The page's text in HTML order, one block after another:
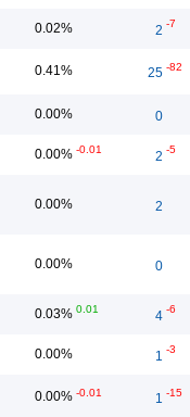
0.02% 2 -7
0.41% 25 -82
0.00% 0
0.00% -0.01 2 -5
0.00% 2
0.00% 0
0.03% 0.01 4 -6
0.00% 1 -3
0.00% -0.01 1 -15